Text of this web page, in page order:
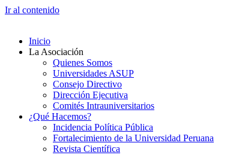
Ir al contenido
Inicio
La Asociación
Quienes Somos
Universidades ASUP
Consejo Directivo
Dirección Ejecutiva
Comités Intrauniversitarios
¿Qué Hacemos?
Incidencia Política Pública
Fortalecimiento de la Universidad Peruana
Revista Científica